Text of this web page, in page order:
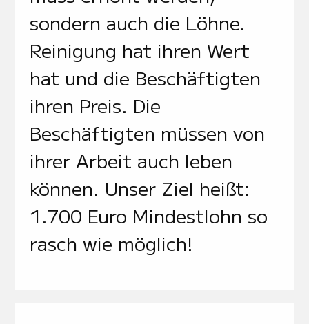
sondern auch die Löhne.
Reinigung hat ihren Wert
hat und die Beschäftigten
ihren Preis. Die
Beschäftigten müssen von
ihrer Arbeit auch leben
können. Unser Ziel heißt:
1.700 Euro Mindestlohn so
rasch wie möglich!